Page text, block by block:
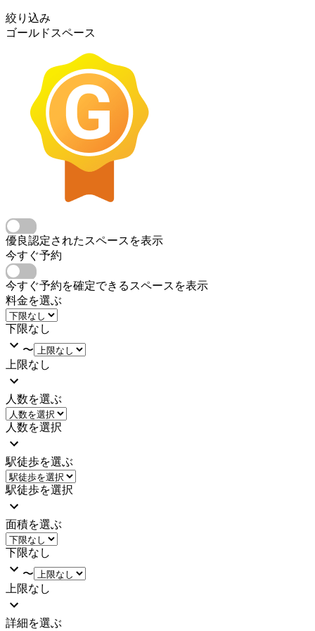
絞り込み
ゴールドスペース
優良認定されたスペースを表示
今すぐ予約
今すぐ予約を確定できるスペースを表示
料金を選ぶ
下限なし
〜
上限なし
人数を選ぶ
人数を選択
駅徒歩を選ぶ
駅徒歩を選択
面積を選ぶ
下限なし
〜
上限なし
詳細を選ぶ